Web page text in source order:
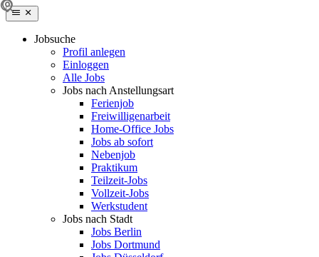
Jobsuche
Profil anlegen
Einloggen
Alle Jobs
Jobs nach Anstellungsart
Ferienjob
Freiwilligenarbeit
Home-Office Jobs
Jobs ab sofort
Nebenjob
Praktikum
Teilzeit-Jobs
Vollzeit-Jobs
Werkstudent
Jobs nach Stadt
Jobs Berlin
Jobs Dortmund